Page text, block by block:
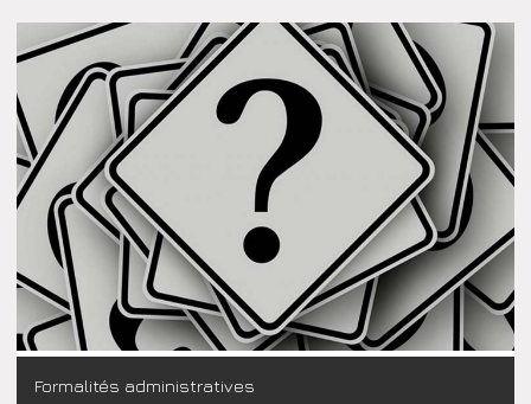
Formalités administratives